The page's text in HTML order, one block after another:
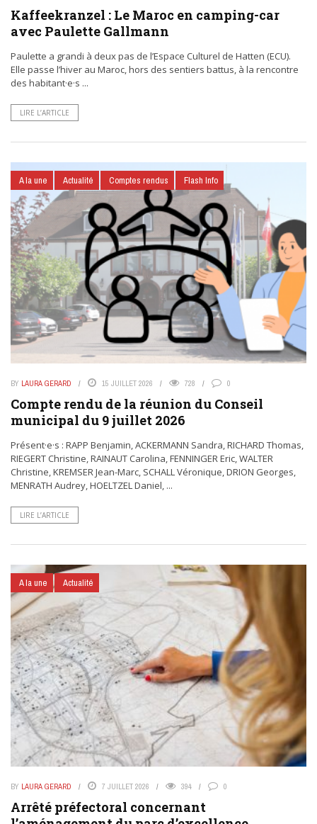
Kaffeekranzel : Le Maroc en camping-car
avec Paulette Gallmann
Paulette a grandi à deux pas de l’Espace Culturel de Hatten (ECU).
Elle passe l’hiver au Maroc, hors des sentiers battus, à la rencontre
des habitant·e·s ...
LIRE L’ARTICLE
A la une Actualité Comptes rendus Flash Info
BY LAURA GERARD 15 JUILLET 2026 728 0
Compte rendu de la réunion du Conseil
municipal du 9 juillet 2026
Présent·e·s : RAPP Benjamin, ACKERMANN Sandra, RICHARD Thomas,
RIEGERT Christine, RAINAUT Carolina, FENNINGER Eric, WALTER
Christine, KREMSER Jean-Marc, SCHALL Véronique, DRION Georges,
MENRATH Audrey, HOELTZEL Daniel, ...
LIRE L’ARTICLE
A la une Actualité
BY LAURA GERARD 7 JUILLET 2026 394 0
Arrêté préfectoral concernant